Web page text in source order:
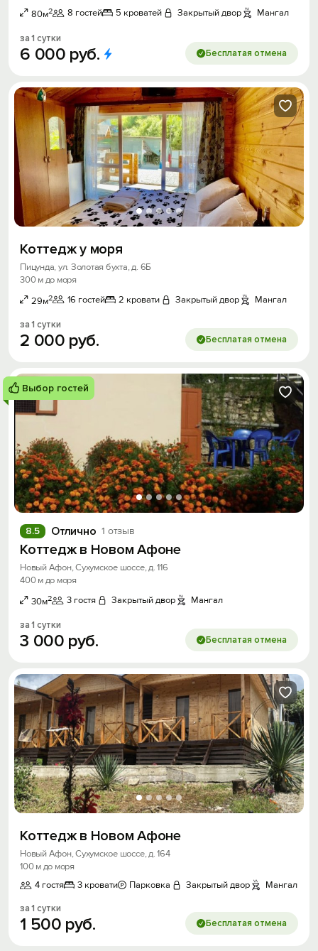
80м2 8 гостей 5 кроватей Закрытый двор Мангал
за 1 сутки
6 000 руб. Бесплатая отмена
Коттедж у моря
Пицунда, ул. Золотая бухта, д. 6Б
300 м до моря
29м2 16 гостей 2 кровати Закрытый двор Мангал
за 1 сутки
2 000 руб. Бесплатая отмена
Выбор гостей
Отлично 1 отзыв
8.5
Коттедж в Новом Афоне
Новый Афон, Сухумское шоссе, д. 116
400 м до моря
30м2 3 гостя Закрытый двор Мангал
за 1 сутки
3 000 руб. Бесплатая отмена
Коттедж в Новом Афоне
Новый Афон, Сухумское шоссе, д. 164
100 м до моря
4 гостя
3 кровати Парковка Закрытый двор Мангал
за 1 сутки
1 500 руб. Бесплатая отмена